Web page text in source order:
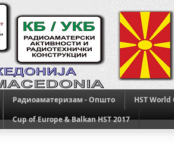
Радиоаматеризам - Општо
HST
Cup of Europe & Balkan HST 2017